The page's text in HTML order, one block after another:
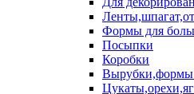
Формы для
Посыпки
Коробки
Вырубки,формы